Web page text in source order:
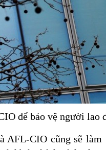
để bảo vệ người lao
AFL-CIO cũng sẽ làm